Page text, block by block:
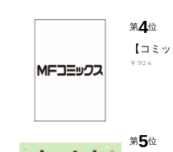
第4位
【コミ
￥924
第5位